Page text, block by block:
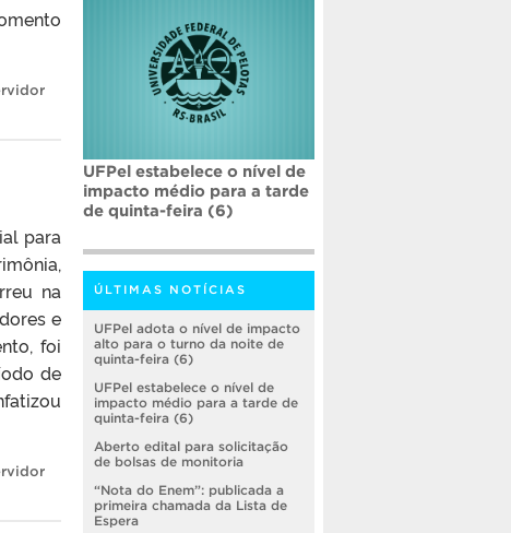
para
na
e
foi
de
UFPel estabelece o nível de
impacto médio para a tarde
de quinta-feira (6)
ÚLTIMAS NOTÍCIAS
UFPel adota o nível de impacto
alto para o turno da noite de
quinta-feira (6)
UFPel estabelece o nível de
impacto médio para a tarde de
quinta-feira (6)
Aberto edital para solicitação
de bolsas de monitoria
“Nota do Enem”: publicada a
primeira chamada da Lista de
Espera